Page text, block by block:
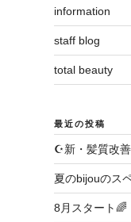
information
staff blog
total beauty
最近の投稿
☪️新・髪質改
夏のbijouのス
8月スタート🌈